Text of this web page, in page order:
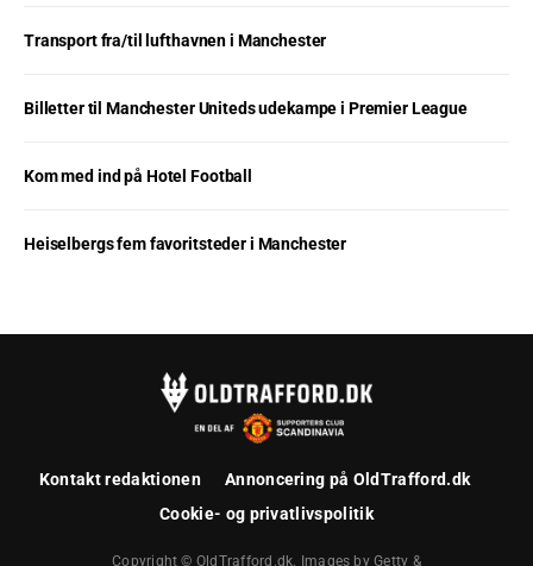
Transport fra/til lufthavnen i Manchester
Billetter til Manchester Uniteds udekampe i Premier League
Kom med ind på Hotel Football
Heiselbergs fem favoritsteder i Manchester
Kontakt redaktionen
Annoncering på OldTrafford.dk
Cookie- og privatlivspolitik
Copyright © OldTrafford.dk. Images by Getty &